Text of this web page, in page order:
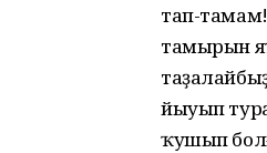
тап-
тамырын
йыуып
ҡушып